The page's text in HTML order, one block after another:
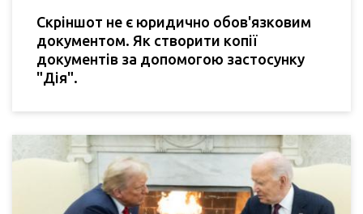
Скріншот не є юридично обов'язковим
документом. Як створити копії
документів за допомогою застосунку
"Дія".